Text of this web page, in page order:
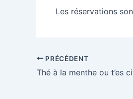
Les réservations
PRÉCÉDENT
Thé à la menthe ou t’es